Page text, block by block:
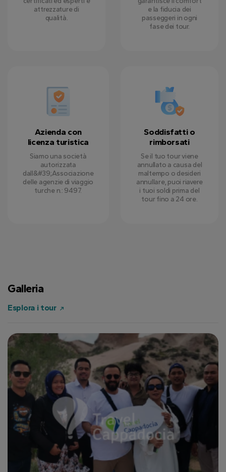
attrezzature di
qualità.
e la fiducia dei
passeggeri in ogni
fase dei tour.
Azienda con
licenza turistica
Siamo una società
autorizzata
dall&#39;Associazione
delle agenzie di viaggio
turche n.: 9497.
Soddisfatti o
rimborsati
Se il tuo tour viene
annullato a causa del
maltempo o desideri
annullare, puoi riavere
i tuoi soldi prima del
tour fino a 24 ore.
Galleria
Esplora i tour